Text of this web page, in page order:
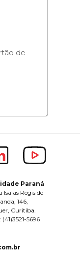
de
Paraná
Isaías Regis de
146,
Curitiba.
(41)3521-5696